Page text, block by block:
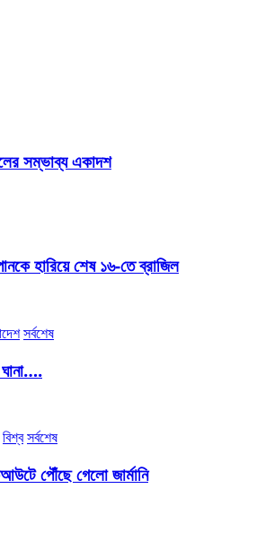
সম্ভাব্য একাদশ
হারিয়ে শেষ ১৬-তে ব্রাজিল
সর্বশেষ
বিশ্ব সর্বশেষ
পৌঁছে গেলো জার্মানি